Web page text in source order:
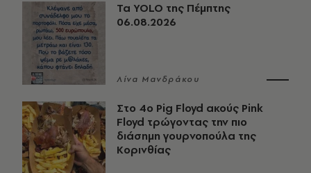
Τα YOLO της Πέμπτης
06.08.2026
Λίνα Μανδράκου
Στο 4ο Pig Floyd ακούς Pink
Floyd τρώγοντας την πιο
διάσημη γουρνοπούλα της
Κορινθίας